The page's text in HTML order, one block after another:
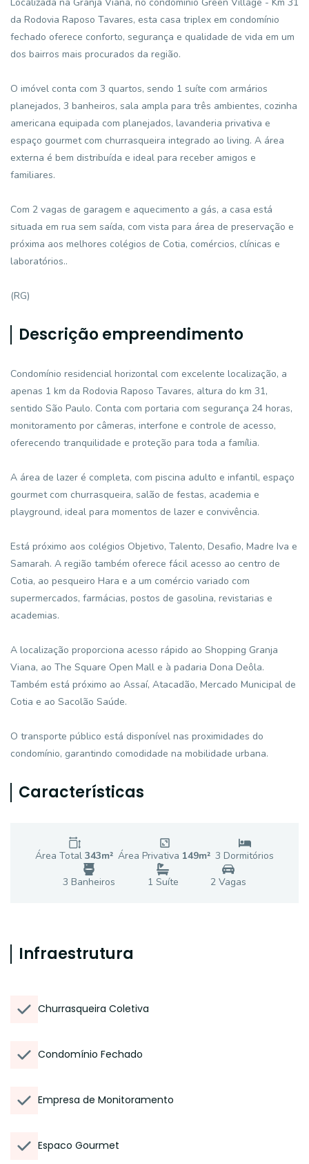
da Rodovia Raposo Tavares, esta casa triplex em condomínio
fechado oferece conforto, segurança e qualidade de vida em um
dos bairros mais procurados da região.
O imóvel conta com 3 quartos, sendo 1 suíte com armários
planejados, 3 banheiros, sala ampla para três ambientes, cozinha
americana equipada com planejados, lavanderia privativa e
espaço gourmet com churrasqueira integrado ao living. A área
externa é bem distribuída e ideal para receber amigos e
familiares.
Com 2 vagas de garagem e aquecimento a gás, a casa está
situada em rua sem saída, com vista para área de preservação e
próxima aos melhores colégios de Cotia, comércios, clínicas e
laboratórios..
(RG)
Descrição empreendimento
Condomínio residencial horizontal com excelente localização, a
apenas 1 km da Rodovia Raposo Tavares, altura do km 31,
sentido São Paulo. Conta com portaria com segurança 24 horas,
monitoramento por câmeras, interfone e controle de acesso,
oferecendo tranquilidade e proteção para toda a família.
A área de lazer é completa, com piscina adulto e infantil, espaço
gourmet com churrasqueira, salão de festas, academia e
playground, ideal para momentos de lazer e convivência.
Está próximo aos colégios Objetivo, Talento, Desafio, Madre Iva e
Samarah. A região também oferece fácil acesso ao centro de
Cotia, ao pesqueiro Hara e a um comércio variado com
supermercados, farmácias, postos de gasolina, revistarias e
academias.
A localização proporciona acesso rápido ao Shopping Granja
Viana, ao The Square Open Mall e à padaria Dona Deôla.
Também está próximo ao Assaí, Atacadão, Mercado Municipal de
Cotia e ao Sacolão Saúde.
O transporte público está disponível nas proximidades do
condomínio, garantindo comodidade na mobilidade urbana.
Características
Área Total 343m² Área Privativa 149m² 3 Dormitórios
3 Banheiros 1 Suíte 2Vagas
Infraestrutura
Churrasqueira Coletiva
Condomínio Fechado
Empresa de Monitoramento
Espaco Gourmet